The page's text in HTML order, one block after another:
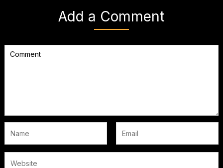
Add a Comment